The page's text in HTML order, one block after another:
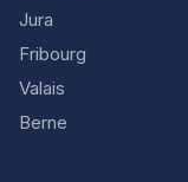
Jura
Fribourg
Valais
Berne